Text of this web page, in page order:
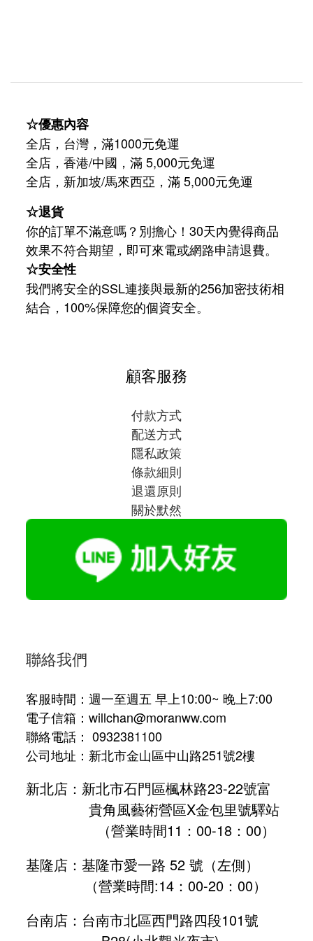
☆優惠內容
全店，台灣，滿1000元免運
全店，香港/中國，滿 5,000元免運
全店，新加坡/馬來西亞，滿 5,000元免運
☆退貨
你的訂單不滿意嗎？別擔心！30天內覺得商品
效果不符合期望，即可來電或網路申請退費。
☆安全性
我們將安全的SSL連接與最新的256加密技術相
結合，100%保障您的個資安全。
顧客服務
付款方式
配送方式
隱私政策
條款細則
退還原則
關於默然
聯絡我們
客服時間：週一至週五 早上10:00~ 晚上7:00
電子信箱：willchan@moranww.com
聯絡電話： 0932381100
公司地址：新北市金山區中山路251號2樓
新北店：新北市石門區楓林路23-22號富
貴角風藝術營區X金包里號驛站
（營業時間11：00-18：00）
基隆店：基隆市愛一路 52 號（左側）
（營業時間:14：00-20：00）
台南店：台南市北區西門路四段101號